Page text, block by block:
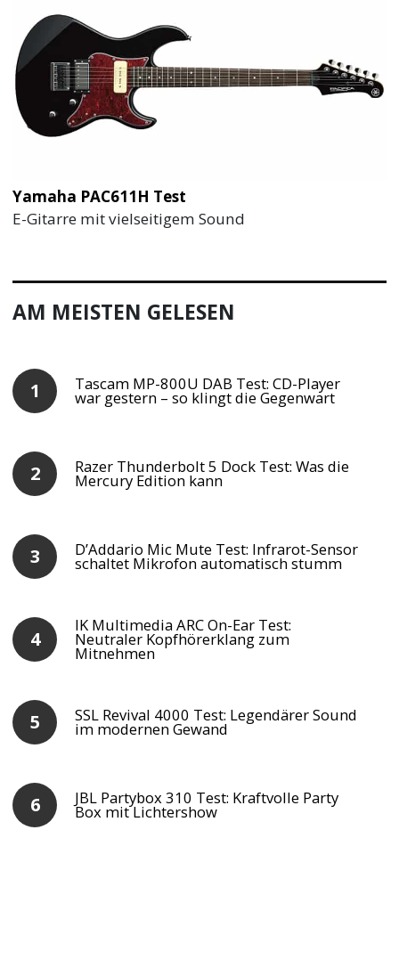
Yamaha PAC611H Test
E-Gitarre mit vielseitigem Sound
AM MEISTEN GELESEN
Tascam MP-800U DAB Test: CD-Player
war gestern – so klingt die Gegenwart
Razer Thunderbolt 5 Dock Test: Was die
Mercury Edition kann
D’Addario Mic Mute Test: Infrarot-Sensor
schaltet Mikrofon automatisch stumm
IK Multimedia ARC On-Ear Test:
Neutraler Kopfhörerklang zum
Mitnehmen
SSL Revival 4000 Test: Legendärer Sound
im modernen Gewand
JBL Partybox 310 Test: Kraftvolle Party
Box mit Lichtershow